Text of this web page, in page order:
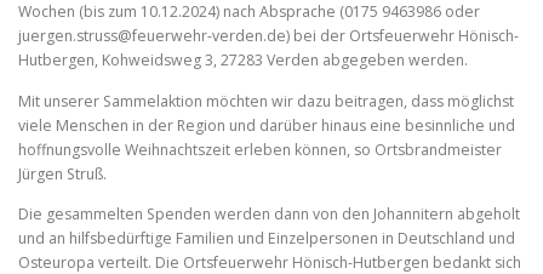
Wochen (bis zum 10.12.2024) nach Absprache (0175 9463986 oder
juergen.struss@feuerwehr-verden.de) bei der Ortsfeuerwehr Hönisch-
Hutbergen, Kohweidsweg 3, 27283 Verden abgegeben werden.
Mit unserer Sammelaktion möchten wir dazu beitragen, dass möglichst
viele Menschen in der Region und darüber hinaus eine besinnliche und
hoffnungsvolle Weihnachtszeit erleben können, so Ortsbrandmeister
Jürgen Struß.
Die gesammelten Spenden werden dann von den Johannitern abgeholt
und an hilfsbedürftige Familien und Einzelpersonen in Deutschland und
Osteuropa verteilt. Die Ortsfeuerwehr Hönisch-Hutbergen bedankt sich